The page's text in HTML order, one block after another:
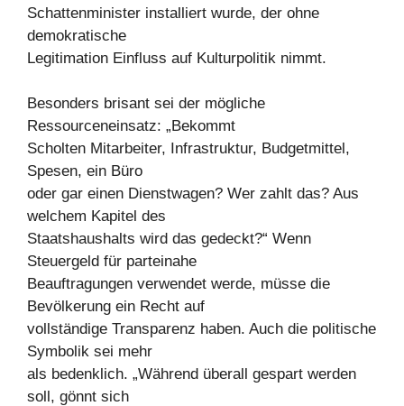
Schattenminister installiert wurde, der ohne
demokratische
Legitimation Einfluss auf Kulturpolitik nimmt.
Besonders brisant sei der mögliche
Ressourceneinsatz: „Bekommt
Scholten Mitarbeiter, Infrastruktur, Budgetmittel,
Spesen, ein Büro
oder gar einen Dienstwagen? Wer zahlt das? Aus
welchem Kapitel des
Staatshaushalts wird das gedeckt?“ Wenn
Steuergeld für parteinahe
Beauftragungen verwendet werde, müsse die
Bevölkerung ein Recht auf
vollständige Transparenz haben. Auch die politische
Symbolik sei mehr
als bedenklich. „Während überall gespart werden
soll, gönnt sich